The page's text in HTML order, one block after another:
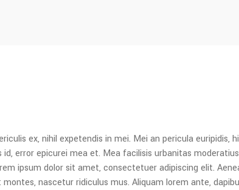
ex, nihil expetendis in mei. Mei an pericula euripidis,
error epicurei mea et. Mea facilisis urbanitas
ipsum dolor sit amet, consectetuer adipiscing elit.
nascetur ridiculus mus. Aliquam lorem ante,